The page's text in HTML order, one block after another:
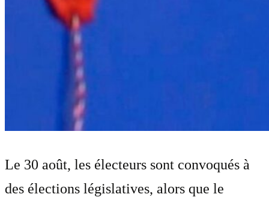
Le 30 août, les électeurs sont convoqués à
des élections législatives, alors que le